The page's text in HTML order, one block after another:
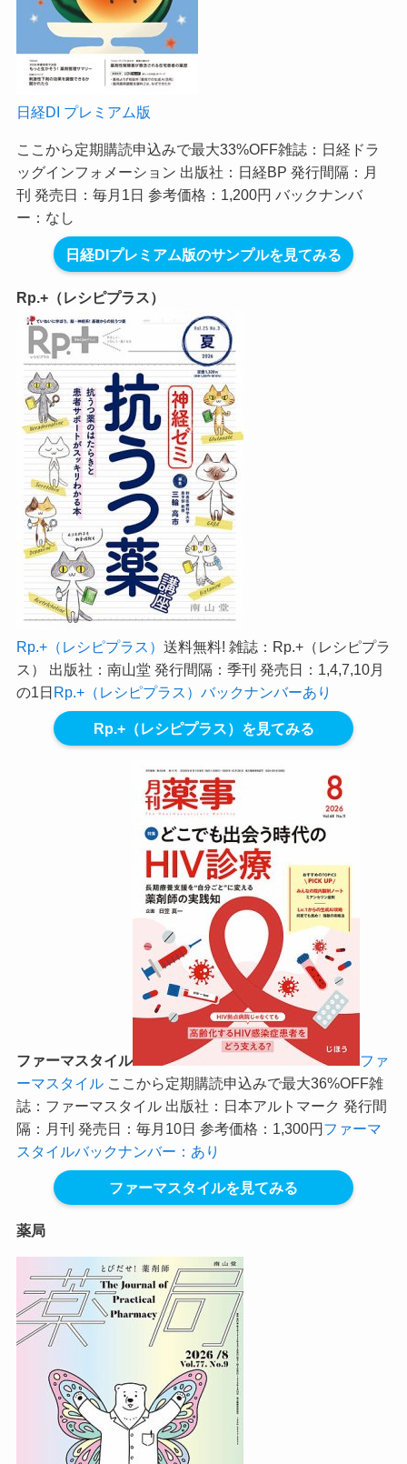
日経DI プレミアム版
ここから定期購読申込みで最大33%OFF雑誌：日経ドラ
ッグインフォメーション 出版社：日経BP 発行間隔：月
刊 発売日：毎月1日 参考価格：1,200円 バックナンバ
ー：なし
日経DIプレミアム版のサンプルを見てみる
Rp.+（レシピプラス）
Rp.+（レシピプラス） 送料無料! 雑誌：Rp.+（レシピプラ
ス） 出版社：南山堂 発行間隔：季刊 発売日：1,4,7,10月
の1日Rp.+（レシピプラス）バックナンバーあり
Rp.+（レシピプラス）を見てみる
ファーマスタイル
ファ
ーマスタイル ここから定期購読申込みで最大36%OFF雑
誌：ファーマスタイル 出版社：日本アルトマーク 発行間
隔：月刊 発売日：毎月10日 参考価格：1,300円ファーマ
スタイルバックナンバー：あり
ファーマスタイルを見てみる
薬局